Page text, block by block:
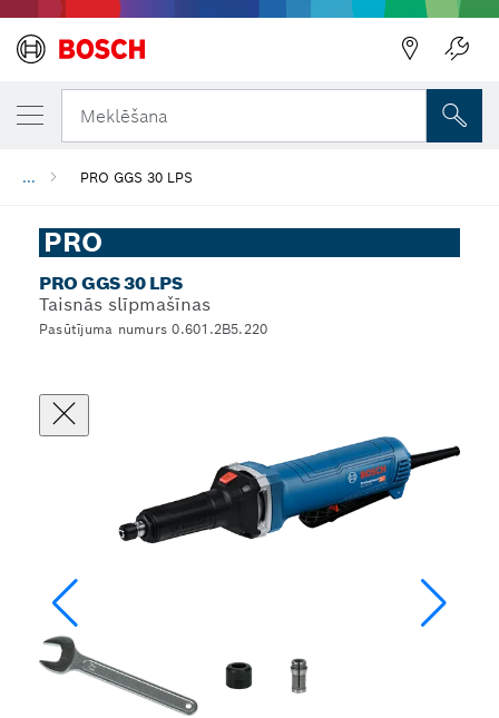
Meklēšana
... PRO GGS 30 LPS
PRO
PRO GGS 30 LPS
Taisnās slīpmašīnas
Pasūtījuma numurs 0.601.2B5.220